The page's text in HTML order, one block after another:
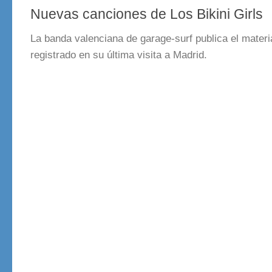
Nuevas canciones de Los Bikini Girls
La banda valenciana de garage-surf publica el
registrado en su última visita a Madrid.